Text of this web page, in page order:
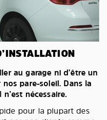
au garage ni d’être un
pare-soleil. Dans la
nécessaire.
pour la plupart des